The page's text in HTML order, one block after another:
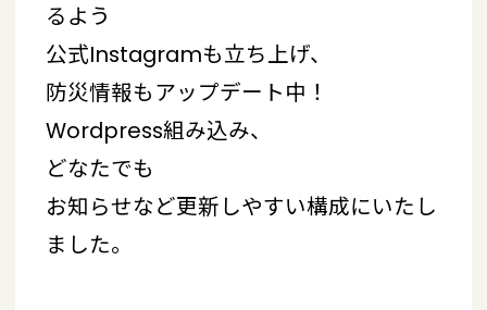
るよう
公式Instagramも立ち上げ、
防災情報もアップデート中！
Wordpress組み込み、
どなたでも
お知らせなど更新しやすい構成にいたし
ました。